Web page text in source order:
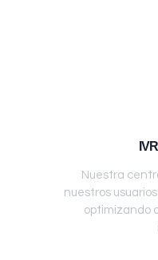
Nuestra
nuestros
optimizando